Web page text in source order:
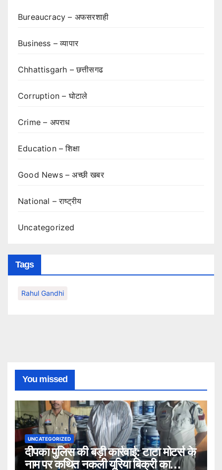
Bureaucracy – अफसरशाही
Business – व्यापार
Chhattisgarh – छत्तीसगढ
Corruption – घोटाले
Crime – अपराध
Education – शिक्षा
Good News – अच्छी खबर
National – राष्ट्रीय
Uncategorized
Tags
Rahul Gandhi
You missed
UNCATEGORIZED
दीपका पुलिस की बड़ी कार्रवाई: टाटा मोटर्स के
नाम पर कथित नकली यूरिया बिक्री का